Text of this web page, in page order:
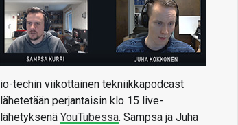
io-techin viikottainen tekniikkapodcast
lähetetään perjantaisin klo 15 live-
lähetyksenä YouTubessa. Sampsa ja Juha